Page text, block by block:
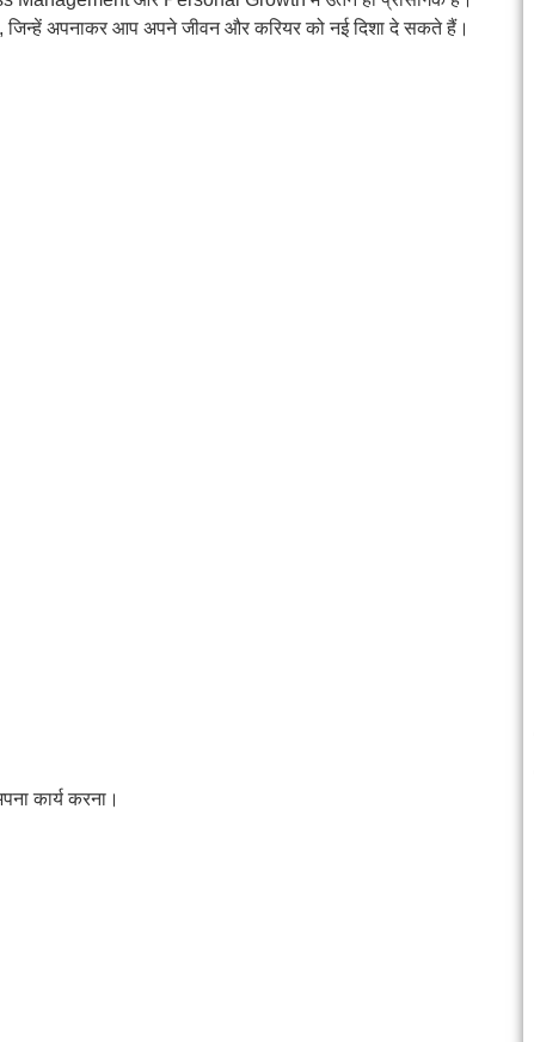
, जिन्हें अपनाकर आप अपने जीवन और करियर को नई दिशा दे सकते हैं।
कार्य करना।